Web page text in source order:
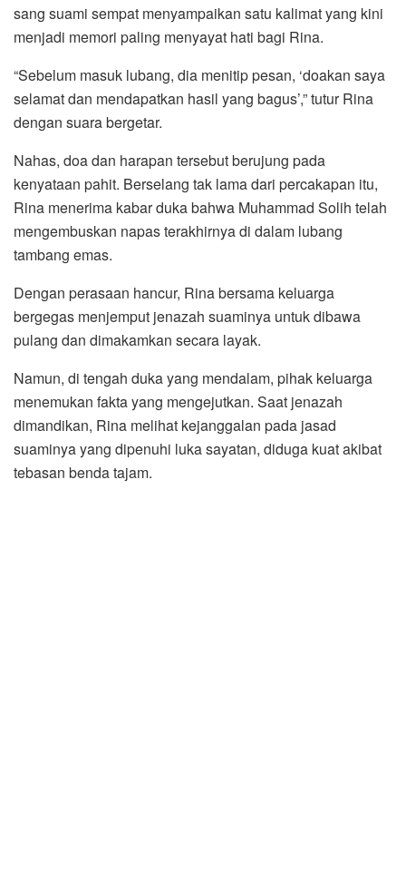
sang suami sempat menyampaikan satu kalimat yang kini
menjadi memori paling menyayat hati bagi Rina.
“Sebelum masuk lubang, dia menitip pesan, ‘doakan saya
selamat dan mendapatkan hasil yang bagus’,” tutur Rina
dengan suara bergetar.
Nahas, doa dan harapan tersebut berujung pada
kenyataan pahit. Berselang tak lama dari percakapan itu,
Rina menerima kabar duka bahwa Muhammad Solih telah
mengembuskan napas terakhirnya di dalam lubang
tambang emas.
Dengan perasaan hancur, Rina bersama keluarga
bergegas menjemput jenazah suaminya untuk dibawa
pulang dan dimakamkan secara layak.
Namun, di tengah duka yang mendalam, pihak keluarga
menemukan fakta yang mengejutkan. Saat jenazah
dimandikan, Rina melihat kejanggalan pada jasad
suaminya yang dipenuhi luka sayatan, diduga kuat akibat
tebasan benda tajam.